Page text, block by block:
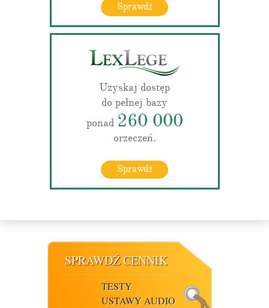
Sprawdź
Uzyskaj dostęp
do pełnej bazy
ponad 260 000
orzeczeń.
Sprawdź
SPRAWDŹ CENNIK
TESTY
USTAWY AUDIO